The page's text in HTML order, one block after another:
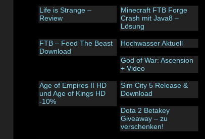
Life is Strange –
Review
Minecraft FTB Forge
Crash mit Java8 –
Lösung
FTB – Feed The Beast
Download
Hochwasser Aktuell
God of War: Ascension
+ Video
Age of Empires II HD
und Age of Kings HD
-10%
Sim City 5 Release &
Download
Dota 2 Betakey
Giveaway – zu
verschenken!